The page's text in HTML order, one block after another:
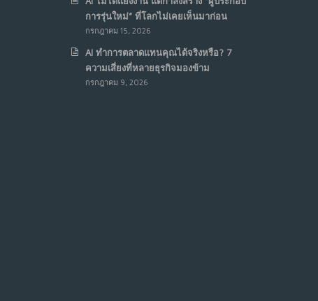
การรุ่นใหม่” ที่โลกไม่เคยเห็นมาก่อน
กรกฎาคม 15, 2026
AI ทำการตลาดแทนคุณได้จริงหรือ? 7
ความเสี่ยงที่หลายธุรกิจมองข้าม
กรกฎาคม 9, 2026